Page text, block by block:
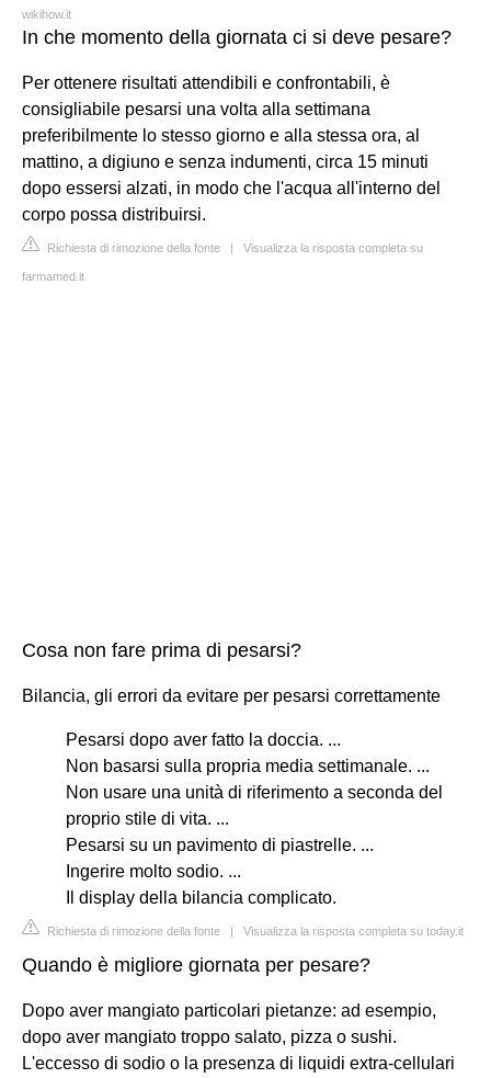
wikihow.it
In che momento della giornata ci si deve pesare?
Per ottenere risultati attendibili e confrontabili, è
consigliabile pesarsi una volta alla settimana
preferibilmente lo stesso giorno e alla stessa ora, al
mattino, a digiuno e senza indumenti, circa 15 minuti
dopo essersi alzati, in modo che l'acqua all'interno del
corpo possa distribuirsi.
Richiesta di rimozione della fonte | Visualizza la risposta completa su
farmamed.it
Cosa non fare prima di pesarsi?
Bilancia, gli errori da evitare per pesarsi correttamente
Pesarsi dopo aver fatto la doccia. ...
Non basarsi sulla propria media settimanale. ...
Non usare una unità di riferimento a seconda del
proprio stile di vita. ...
Pesarsi su un pavimento di piastrelle. ...
Ingerire molto sodio. ...
Il display della bilancia complicato.
Richiesta di rimozione della fonte | Visualizza la risposta completa su today.it
Quando è migliore giornata per pesare?
Dopo aver mangiato particolari pietanze: ad esempio,
dopo aver mangiato troppo salato, pizza o sushi.
L'eccesso di sodio o la presenza di liquidi extra-cellulari